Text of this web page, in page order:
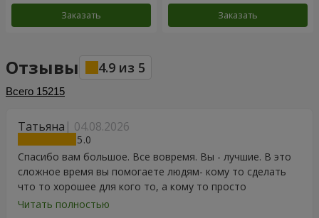
Заказать Заказать
Отзывы 4.9 из 5
Всего 15215
Татьяна 04.08.2026
5
Спасибо вам большое. Все вовремя. Вы - лучшие. В это
сложное время вы помогаете людям- кому то сделать
что то хорошее для кого то, а кому то просто
порадоваться цветам, подарку, тортику, поздравлению.
Читать полностью